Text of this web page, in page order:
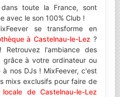
toute la France, sont
avec le son 100% Club !
se transforme en
à Castelnau-le-Lez ?
Retrouvez l'ambiance des
à votre ordinateur ou
nos DJs ! MixFeever, c'est
mixs exclusifs pour faire de
locale de Castelnau-le-Lez